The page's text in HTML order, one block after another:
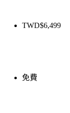
TWD$6,499
免費